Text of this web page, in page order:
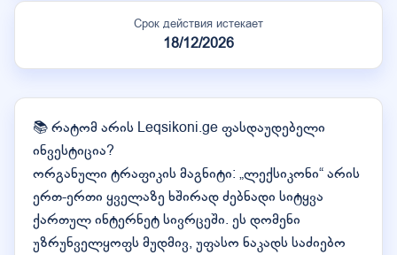
Срок действия истекает
18/12/2026
📚 რატომ არის Leqsikoni.ge ფასდაუდებელი
ინვესტიცია?
ორგანული ტრაფიკის მაგნიტი: „ლექსიკონი“ არის
ერთ-ერთი ყველაზე ხშირად ძებნადი სიტყვა
ქართულ ინტერნეტ სივრცეში. ეს დომენი
უზრუნველყოფს მუდმივ, უფასო ნაკადს საძიებო